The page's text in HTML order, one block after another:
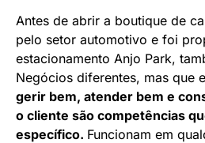
Antes de abrir a boutique de
pelo setor automotivo e foi
estacionamento Anjo Park,
Negócios diferentes, mas que
gerir bem, atender bem e
o cliente são competências
específico. Funcionam em